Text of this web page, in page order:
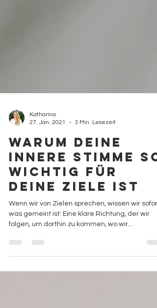
Katharina
27. Jan. 2021
3 Min. Lesezeit
Warum deine
innere Stimme so
wichtig für
deine Ziele ist
was gemeint ist: Eine klare Richtung, der wir